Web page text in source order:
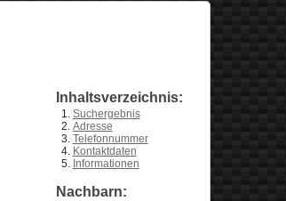
Inhaltsverzeichnis:
Suchergebnis
Adresse
Telefonnummer
Kontaktdaten
Informationen
Nachbarn: